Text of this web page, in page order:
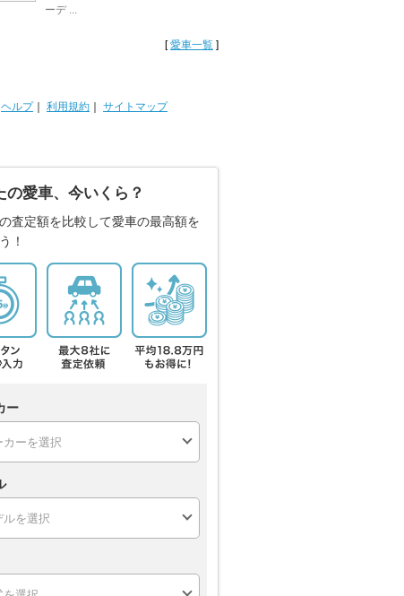
ーデ ...
[愛車一覧 ]
ヘルプ｜ 利用規約 サイトマップ
の愛車、今いくら？
査定額を比較して愛車の最高額を
！
ー